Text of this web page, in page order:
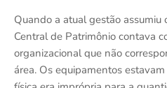
Quando a atual gestão assumiu
Central de Patrimônio contava
organizacional que não
área. Os equipamentos